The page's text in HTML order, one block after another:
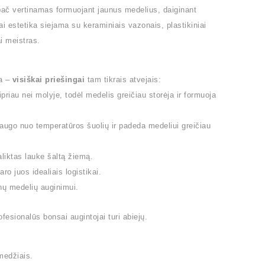
vertinamas formuojant jaunus medelius, daiginant
estetika siejama su keraminiais vazonais, plastikiniai
meistras.
– visiškai priešingai tam tikrais atvejais:
nei molyje, todėl medelis greičiau storėja ir formuoja
nuo temperatūros šuolių ir padeda medeliui greičiau
lauke šaltą žiemą.
juos idealiais logistikai.
medelių auginimui.
bonsai augintojai turi abiejų.